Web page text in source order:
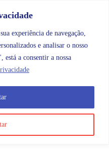
experiência de navegação,
e analisar o nosso
a consentir a nossa